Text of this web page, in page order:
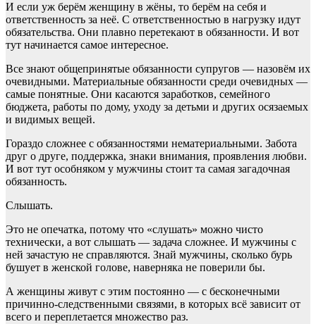
И если уж берём женщину в жёны, то берём на себя и
ответственность за неё. С ответственностью в нагрузку идут
обязательства. Они плавно перетекают в обязанности. И вот
тут начинается самое интересное.
Все знают общепринятые обязанности супругов — назовём их
очевидными. Материальные обязанности среди очевидных —
самые понятные. Они касаются заработков, семейного
бюджета, работы по дому, уходу за детьми и других осязаемых
и видимых вещей.
Гораздо сложнее с обязанностями нематериальными. Забота
друг о друге, поддержка, знаки внимания, проявления любви.
И вот тут особняком у мужчины стоит та самая загадочная
обязанность.
Слышать.
Это не опечатка, потому что «слушать» можно чисто
технически, а вот слышать — задача сложнее. И мужчины с
ней зачастую не справляются. Знай мужчины, сколько бурь
бушует в женской голове, наверняка не поверили бы.
А женщины живут с этим постоянно — с бесконечными
причинно-следственными связями, в которых всё зависит от
всего и переплетается множество раз.